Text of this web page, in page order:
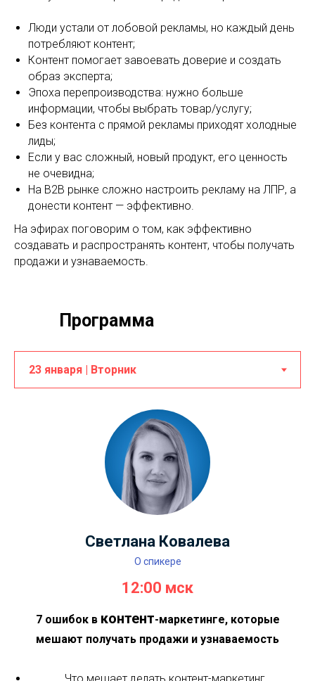
Люди устали от лобовой рекламы, но каждый день
потребляют контент;
Контент помогает завоевать доверие и создать
образ эксперта;
Эпоха перепроизводства: нужно больше
информации, чтобы выбрать товар/услугу;
Без контента с прямой рекламы приходят холодные
лиды;
Если у вас сложный, новый продукт, его ценность
не очевидна;
На В2В рынке сложно настроить рекламу на ЛПР, а
донести контент — эффективно.
На эфирах поговорим о том, как эффективно
создавать и распространять контент, чтобы получать
продажи и узнаваемость.
Программа
Светлана Ковалева
О спикере
12:00 мск
7 ошибок в контент-маркетинге, которые
мешают получать продажи и узнаваемость